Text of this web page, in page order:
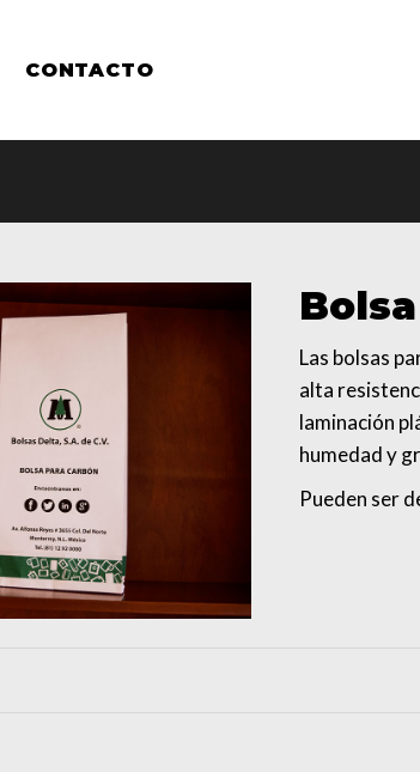
CONTACTO
Las bolsas
alta
laminación
humedad y
Pueden ser